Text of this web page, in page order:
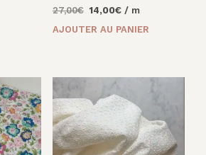
27,00€ Le
14,00€Le/ m
AJOUTER AU PANIER